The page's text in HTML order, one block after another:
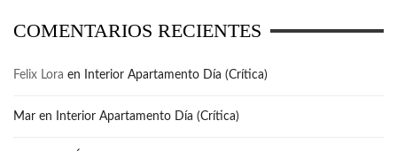
COMENTARIOS RECIENTES
Felix Lora en Interior Apartamento Día (Crítica)
Mar en Interior Apartamento Día (Crítica)